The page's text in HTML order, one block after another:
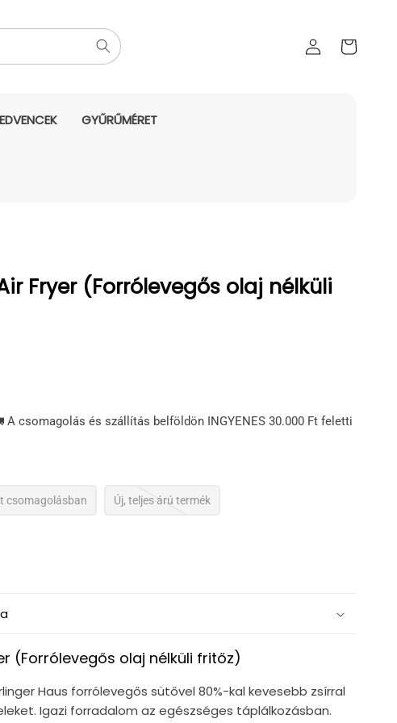
Bejelentkezés
kosara
GYŰRŰMÉRET
Fryer (Forrólevegős olaj nélküli
A csomagolás és szállítás belföldön INGYENES 30.000 Ft feletti
csomagolásban Új, teljes árú termék
(Forrólevegős olaj nélküli fritőz)
Haus forrólevegős sütővel 80%-kal kevesebb zsírral
Igazi forradalom az egészséges táplálkozásban.